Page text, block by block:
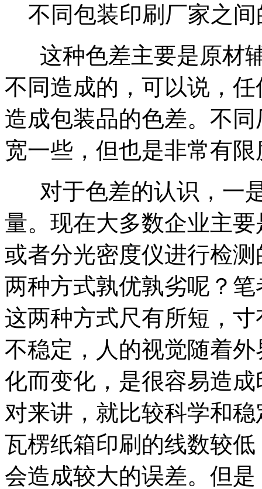
不同包装印刷厂家之间
这种色差主要是原材
不同造成的，可以说，
造成包装品的色差。不
宽一些，但也是非常有限
对于色差的认识，一
量。现在大多数企业主
或者分光密度仪进行检
两种方式孰优孰劣呢？
这两种方式尺有所短，
不稳定，人的视觉随着
化而变化，是很容易造
对来讲，就比较科学和
瓦楞纸箱印刷的线数较
会造成较大的误差。但